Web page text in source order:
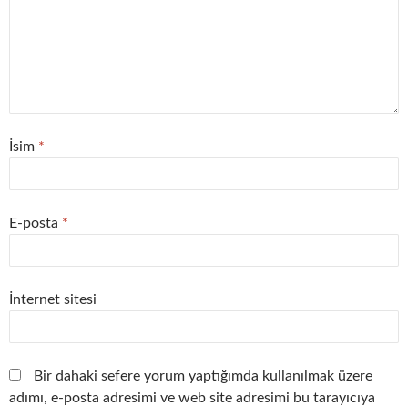
İsim *
E-posta *
İnternet sitesi
Bir dahaki sefere yorum yaptığımda kullanılmak üzere
adımı, e-posta adresimi ve web site adresimi bu tarayıcıya